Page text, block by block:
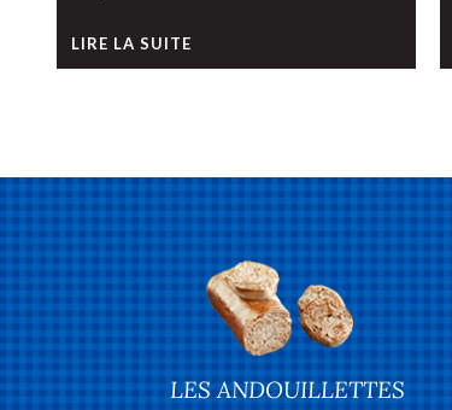
LIRE LA SUITE
LES ANDOUILLETTES